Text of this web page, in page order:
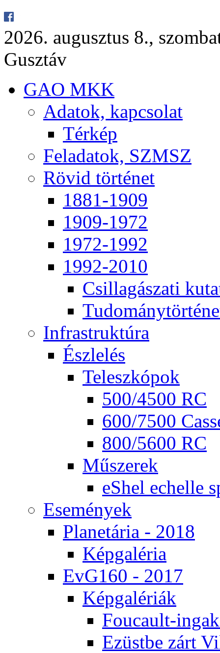
2026. au­gusz­tus 8.,
Gusz­táv
GAO MKK
Ada­tok, kap­cso­lat
Tér­kép
Fel­ada­tok, SZMSZ
Rö­vid tör­té­net
1881-1909
1909-1972
1972-1992
1992-2010
Csil­la­gá­sza­ti
Inf­ra­struk­tú­ra
Ész­le­lés
Te­lesz­kó­pok
500/4500 RC
600/7500
800/5600 RC
Mű­sze­rek
eS­hel echel­le
Ese­mé­nyek
Pla­ne­tá­ria - 2018
Kép­ga­lé­ria
EvG160 - 2017
Kép­ga­lé­ri­ák
Fo­u­ca­ult-
Ezüst­be zárt